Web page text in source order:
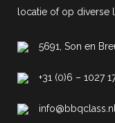
locatie of op diverse
5691, Son en
+31 (0)6 – 1027
info@bbqclass.nl